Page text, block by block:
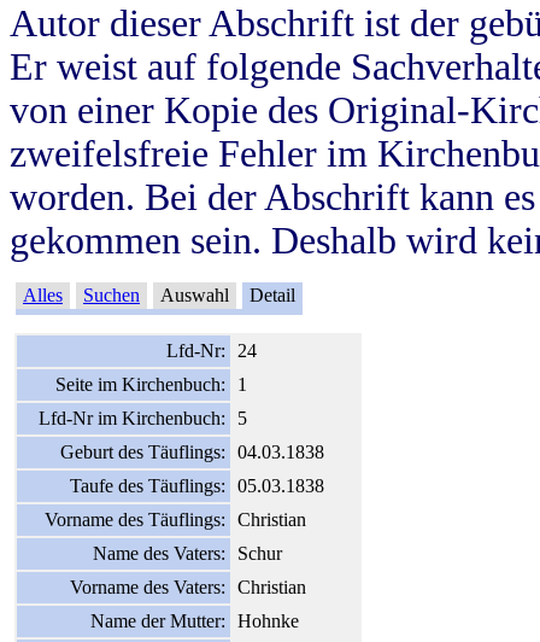
Autor dieser Abschrift ist der
Er weist auf folgende
von einer Kopie des Original-
zweifelsfreie Fehler im
worden. Bei der Abschrift kann
gekommen sein. Deshalb wird
Alles Suchen Auswahl Detail
Lfd-Nr:
24
Seite im Kirchenbuch:
1
Lfd-Nr im Kirchenbuch:
5
Geburt des Täuflings:
04.03.1838
Taufe des Täuflings:
05.03.1838
Vorname des Täuflings:
Christian
Name des Vaters:
Schur
Vorname des Vaters:
Christian
Name der Mutter:
Hohnke